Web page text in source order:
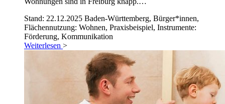
Stand: 22.12.2025 Baden-Württemberg, Bürger*innen,
Flächennutzung: Wohnen, Praxisbeispiel, Instrumente:
Förderung, Kommunikation
Weiterlesen >